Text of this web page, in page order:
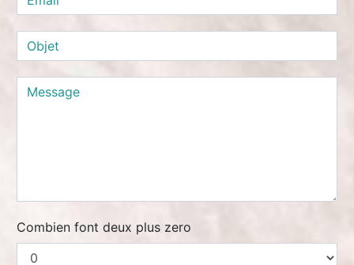
Combien font deux plus zero